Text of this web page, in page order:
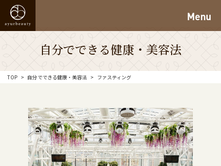
Menu
自分でできる健康・美容法
TOP 自分でできる健康・美容法 ファスティング